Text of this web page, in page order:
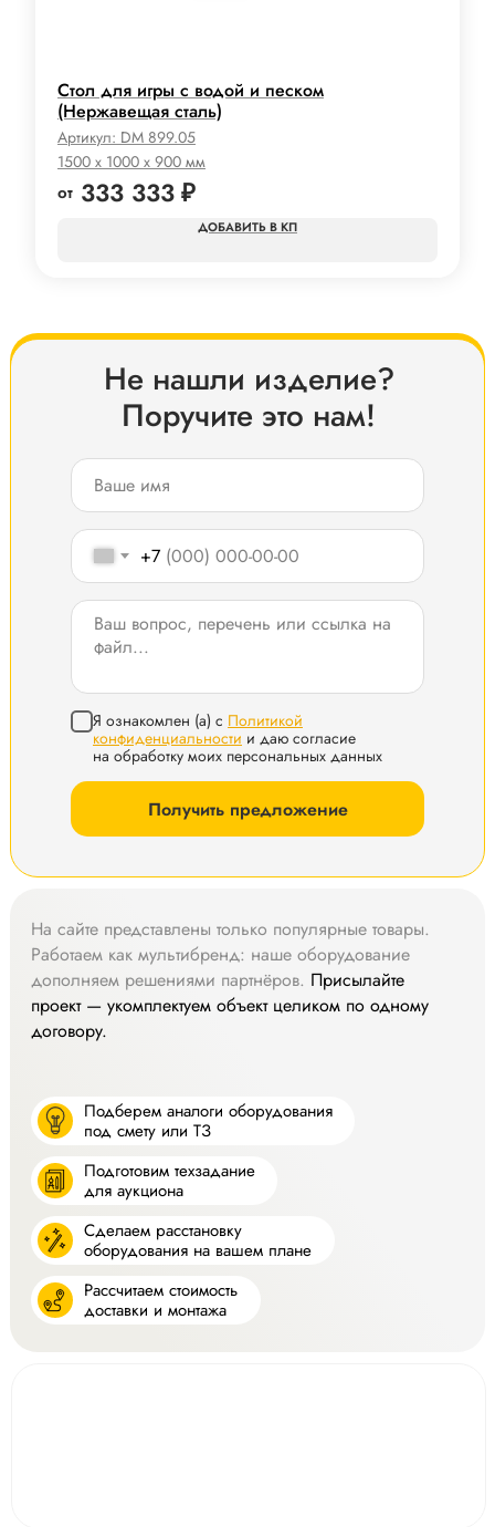
Стол для игры с водой и песком
(Нержавещая сталь)
Артикул: DM 899.05
1500 х 1000 х 900 мм
333 333₽
КП
Не нашли изделие?
Поручите это нам!
На сайте представлены только популярные товары.
Работаем как мультибренд: наше оборудование
дополняем решениями партнёров. Присылайте
проект — укомплектуем объект целиком по одному
договору.
Подберем аналоги оборудования
под смету или ТЗ
Подготовим техзадание
для аукциона
Сделаем расстановку
оборудования на вашем плане
Рассчитаем стоимость
доставки и монтажа
+7
Я ознакомлен (а) с Политикой
конфиденциальности и даю согласие
на обработку моих персональных данных
Получить предложение